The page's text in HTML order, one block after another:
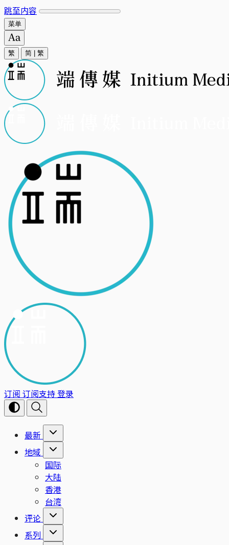
跳至内容
菜单
繁 简 繁
订阅 订阅支持登录
最新
地域
国际
大陆
香港
台湾
评论
系列